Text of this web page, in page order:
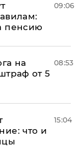
пенсию
09:06
на
от 5
08:53
что и
15:04